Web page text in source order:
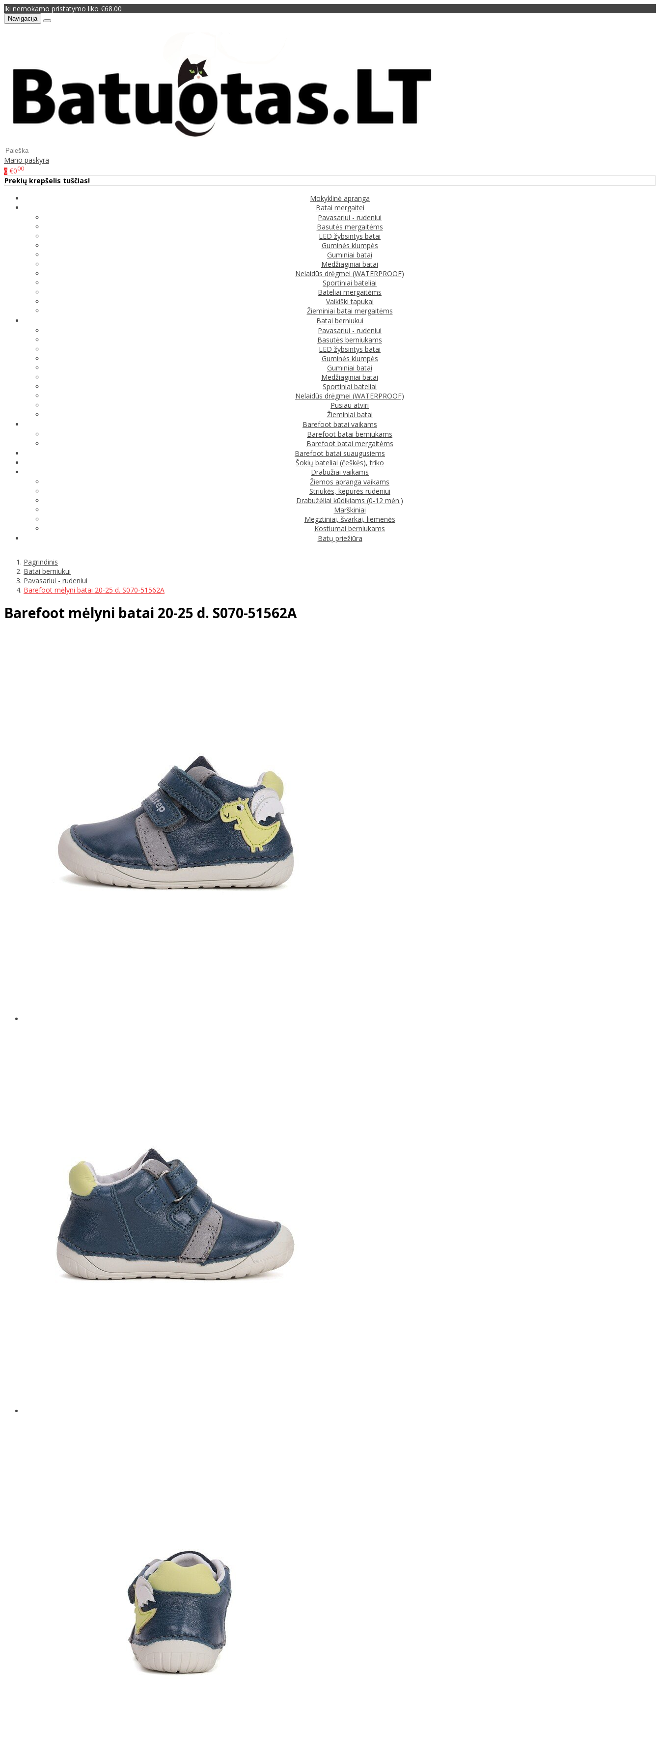
Iki nemokamo pristatymo liko €68.00
Navigacija
Mano paskyra
0 €000
Prekių krepšelis tuščias!
Mokyklinė apranga
Batai mergaitei
Pavasariui - rudeniui
Basutės mergaitėms
LED žybsintys batai
Guminės klumpės
Guminiai batai
Medžiaginiai batai
Nelaidūs drėgmei (WATERPROOF)
Sportiniai bateliai
Bateliai mergaitėms
Vaikiški tapukai
Žieminiai batai mergaitėms
Batai berniukui
Pavasariui - rudeniui
Basutės berniukams
LED žybsintys batai
Guminės klumpės
Guminiai batai
Medžiaginiai batai
Sportiniai bateliai
Nelaidūs drėgmei (WATERPROOF)
Pusiau atviri
Žieminiai batai
Barefoot batai vaikams
Barefoot batai berniukams
Barefoot batai mergaitėms
Barefoot batai suaugusiems
Šokių bateliai (češkės), triko
Drabužiai vaikams
Žiemos apranga vaikams
Striukės, kepurės rudeniui
Drabužėliai kūdikiams (0-12 mėn.)
Marškiniai
Megztiniai, švarkai, liemenės
Kostiumai berniukams
Batų priežiūra
Pagrindinis
Batai berniukui
Pavasariui - rudeniui
Barefoot mėlyni batai 20-25 d. S070-51562A
Barefoot mėlyni batai 20-25 d. S070-51562A